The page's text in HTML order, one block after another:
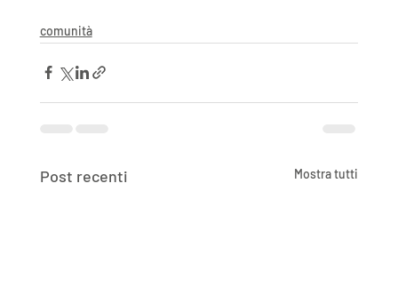
comunità
Post recenti Mostra tutti